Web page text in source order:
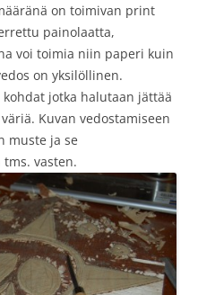
on toimivan print
painolaatta,
voi toimia niin paperi kuin
on yksilöllinen.
jotka halutaan jättää
Kuvan vedostamiseen
muste ja se
vasten.